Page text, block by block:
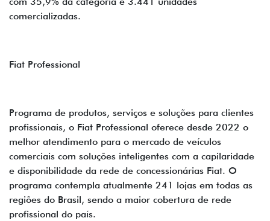
comercializadas.
Fiat Professional
Programa de produtos, serviços e soluções para clientes
profissionais, o Fiat Professional oferece desde 2022 o
melhor atendimento para o mercado de veículos
comerciais com soluções inteligentes com a capilaridade
e disponibilidade da rede de concessionárias Fiat. O
programa contempla atualmente 241 lojas em todas as
regiões do Brasil, sendo a maior cobertura de rede
profissional do país.